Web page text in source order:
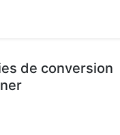
de conversion